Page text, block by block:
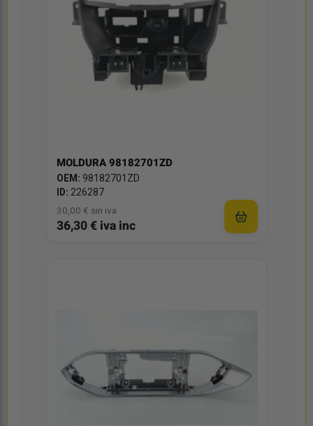
MOLDURA 98182701ZD
OEM: 98182701ZD
ID: 226287
30,00 € sin iva
36,30 € iva inc